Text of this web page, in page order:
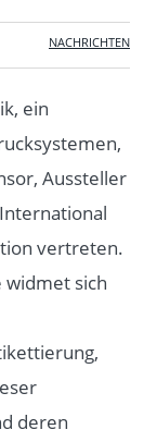
NACHRICHTEN
ein
Aussteller
vertreten.
sich
deren